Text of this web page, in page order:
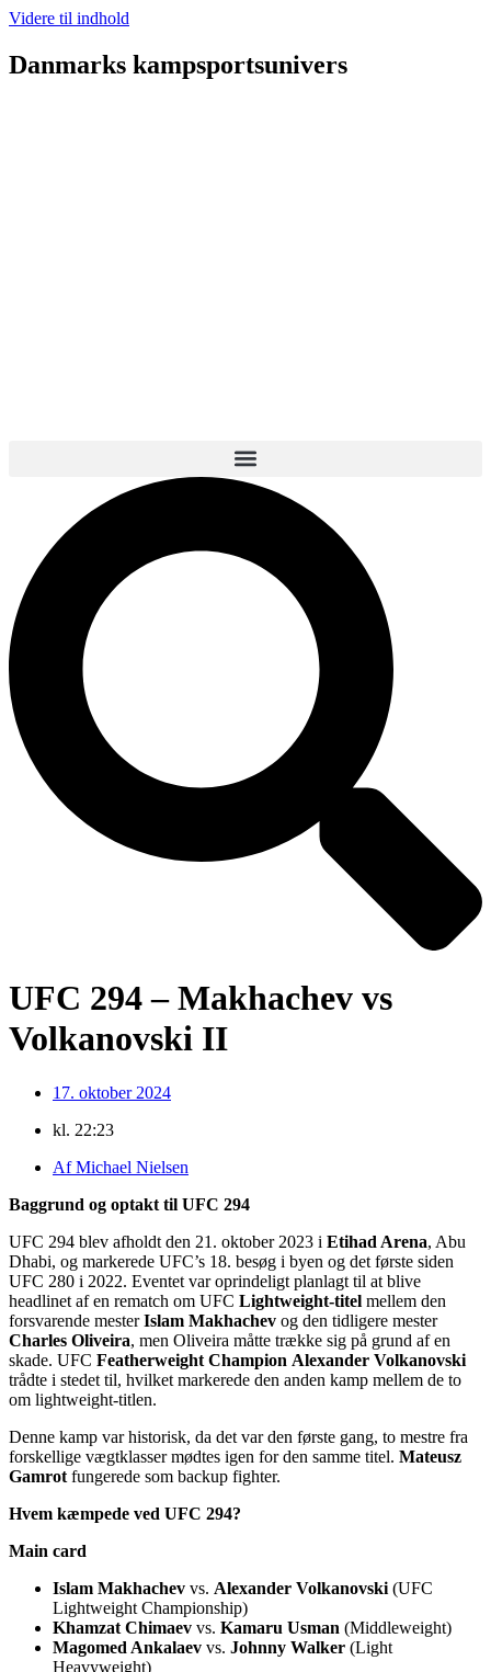
Videre til indhold
Danmarks kampsportsunivers
UFC 294 – Makhachev vs
Volkanovski II
17. oktober 2024
kl. 22:23
AfMichael Nielsen
Baggrund og optakt til UFC 294
UFC 294 blev afholdt den 21. oktober 2023 i Etihad Arena, Abu
Dhabi, og markerede UFC’s 18. besøg i byen og det første siden
UFC 280 i 2022. Eventet var oprindeligt planlagt til at blive
headlinet af en rematch om UFC Lightweight-titel mellem den
forsvarende mesterIslam Makhachev og den tidligere mester
Charles Oliveira, men Oliveira måtte trække sig på grund af en
skade. UFC Featherweight Champion Alexander Volkanovski
trådte i stedet til, hvilket markerede den anden kamp mellem de to
om lightweight-titlen.
Denne kamp var historisk, da det var den første gang, to mestre fra
forskellige vægtklasser mødtes igen for den samme titel. Mateusz
Gamrot fungerede som backup fighter.
Hvem kæmpede ved UFC 294?
Main card
Islam Makhachev vs. Alexander Volkanovski (UFC
Lightweight Championship)
Khamzat Chimaev vs. Kamaru Usman (Middleweight)
Magomed Ankalaev vs. Johnny Walker (Light
Heavyweight)